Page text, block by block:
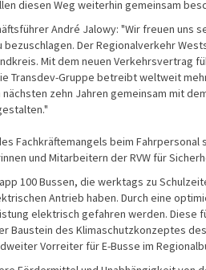
diesen Weg weiterhin gemeinsam
André Jalowy: "Wir freuen uns
bezuschlagen. Der Regionalverkehr
Mit dem neuen Verkehrsvertrag
Transdev-Gruppe betreibt weltweit
nächsten zehn Jahren gemeinsam mit
Fachkräftemangels beim
und Mitarbeitern der RVW für
100 Bussen, die werktags zu
Antrieb haben. Durch eine
elektrisch gefahren werden. Diese
Baustein des Klimaschutzkonzeptes
Vorreiter für E-Busse im